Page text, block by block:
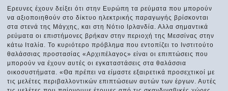
Ερευνες έχουν δείξει ότι στην Ευρώπη τα ρεύματα που μπορούν
να αξιοποιηθούν στο δίκτυο ηλεκτρικής παραγωγής βρίσκονται
στα στενά της Μάγχης, και στη Νότιο Ιρλανδία. Αλλα σημαντικά
ρεύματα οι επιστήμονες βρήκαν στην περιοχή της Μεσσίνας στην
κάτω Ιταλία. Το κυριότερο πρόβλημα που εντοπίζει το Ινστιτούτο
θαλάσσιας προστασίας «Αρχιπέλαγος» είναι οι επιπτώσεις που
μπορούν να έχουν αυτές οι εγκαταστάσεις στα θαλάσσια
οικοσυστήματα. «Θα πρέπει να είμαστε εξαιρετικά προσεχτικοί με
τις μελέτες περιβαλλοντικών επιπτώσεων αυτών των έργων. Αυτές